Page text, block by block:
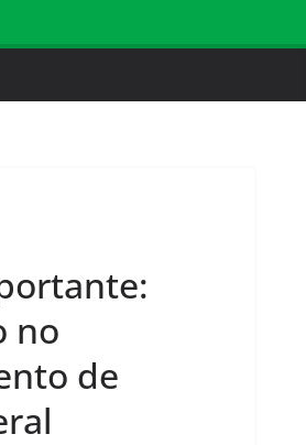
no
de